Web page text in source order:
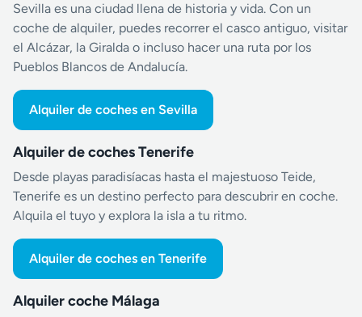
Sevilla es una ciudad llena de historia y vida. Con un
coche de alquiler, puedes recorrer el casco antiguo, visitar
el Alcázar, la Giralda o incluso hacer una ruta por los
Pueblos Blancos de Andalucía.
Alquiler de coches en Sevilla
Alquiler de coches Tenerife
Desde playas paradisíacas hasta el majestuoso Teide,
Tenerife es un destino perfecto para descubrir en coche.
Alquila el tuyo y explora la isla a tu ritmo.
Alquiler de coches en Tenerife
Alquiler coche Málaga